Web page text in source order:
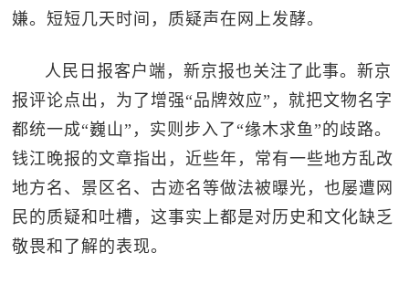
嫌。短短几天时间，质疑声在网上发酵。
人民日报客户端，新京报也关注了此事。新京
报评论点出，为了增强“品牌效应”，就把文物名字
都统一成“巍山”，实则步入了“缘木求鱼”的歧路。
钱江晚报的文章指出，近些年，常有一些地方乱改
地方名、景区名、古迹名等做法被曝光，也屡遭网
民的质疑和吐槽，这事实上都是对历史和文化缺乏
敬畏和了解的表现。